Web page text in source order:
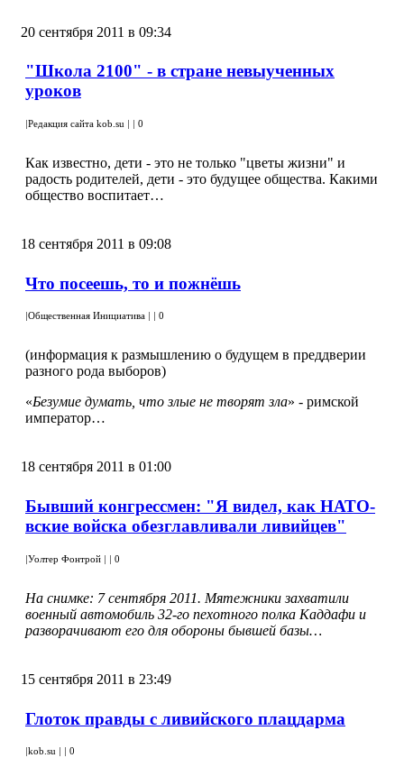
20 сентября 2011 в 09:34
"Школа 2100" - в стране невыученных
уроков
|Редакция сайта kob.su | | 0
Как известно, дети - это не только "цветы жизни" и
радость родителей, дети - это будущее общества. Какими
общество воспитает…
18 сентября 2011 в 09:08
Что посеешь, то и пожнёшь
Общественная Инициатива 0
(информация к размышлению о будущем в преддверии
разного рода выборов)
«Безумие думать, что злые не творят зла» - римской
император…
18 сентября 2011 в 01:00
Бывший конгрессмен: "Я видел, как НАТО-
вские войска обезглавливали ливийцев"
|Уолтер Фонтрой | | 0
На снимке: 7 сентября 2011. Мятежники захватили
военный автомобиль 32-го пехотного полка Каддафи и
разворачивают его для обороны бывшей базы…
15 сентября 2011 в 23:49
Глоток правды с ливийского плацдарма
kob.su 0